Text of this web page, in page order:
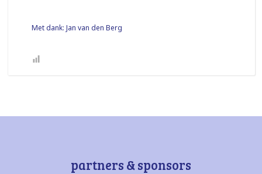
Met dank: Jan van den Berg
partners & sponsors